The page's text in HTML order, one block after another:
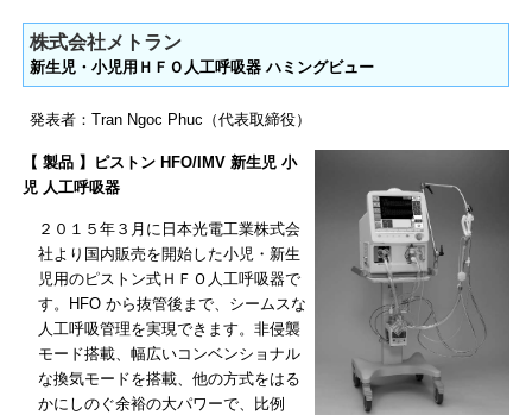
株式会社メトラン
新生児・小児用ＨＦＯ人工呼吸器 ハミングビュー
発表者：Tran Ngoc Phuc（代表取締役）
【 製品 】ピストン HFO/IMV 新生児 小
児 人工呼吸器
２０１５年３⽉に日本光電工業株式会
社より国内販売を開始した小児・新生
児用のピストン式ＨＦＯ人工呼吸器で
す。HFO から抜管後まで、シームスな
人工呼吸管理を実現できます。非侵襲
モード搭載、幅広いコンベンショナル
な換気モードを搭載、他の方式をはる
かにしのぐ余裕の大パワーで、比例